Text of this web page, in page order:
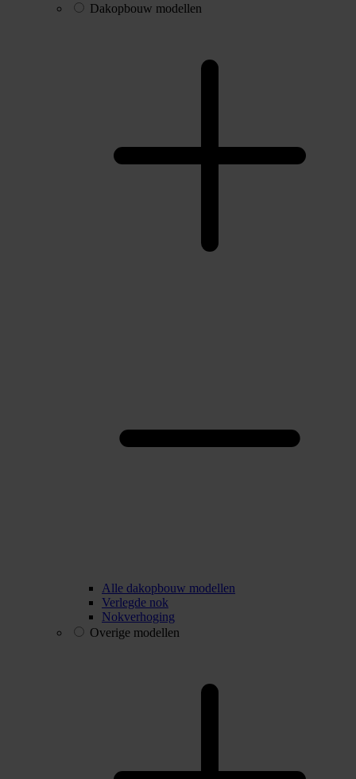
Dakopbouw modellen
Alle dakopbouw modellen
Verlegde nok
Nokverhoging
Overige modellen